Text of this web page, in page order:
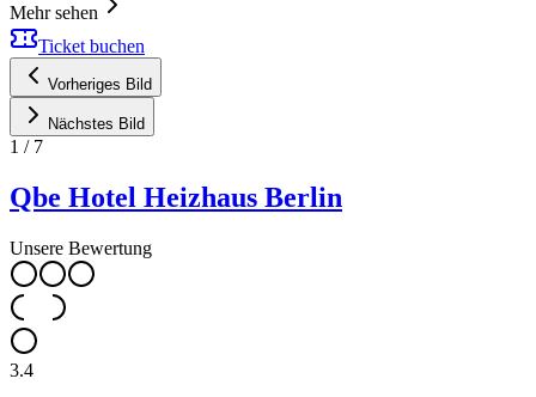
Mehr sehen
Ticket buchen
Vorheriges Bild
Nächstes Bild
1 / 7
Qbe Hotel Heizhaus Berlin
Unsere Bewertung
3.4